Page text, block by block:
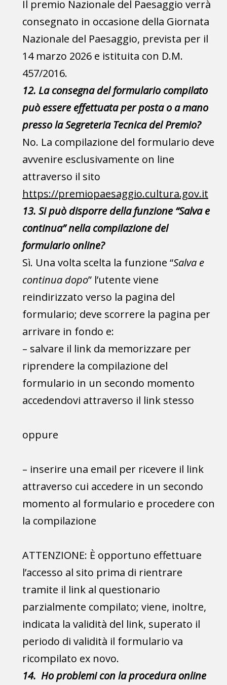
Il premio Nazionale del Paesaggio verrà
consegnato in occasione della Giornata
Nazionale del Paesaggio, prevista per il
14 marzo 2026 e istituita con D.M.
457/2016.
12. La consegna del formulario compilato
può essere effettuata per posta o a mano
presso la Segreteria Tecnica del Premio?
No. La compilazione del formulario deve
avvenire esclusivamente on line
attraverso il sito
https://premiopaesaggio.cultura.gov.it
13. Si può disporre della funzione “Salva e
continua” nella compilazione del
formulario online?
Sì. Una volta scelta la funzione “Salva e
continua dopo” l’utente viene
reindirizzato verso la pagina del
formulario; deve scorrere la pagina per
arrivare in fondo e:
– salvare il link da memorizzare per
riprendere la compilazione del
formulario in un secondo momento
accedendovi attraverso il link stesso
oppure
– inserire una email per ricevere il link
attraverso cui accedere in un secondo
momento al formulario e procedere con
la compilazione
ATTENZIONE: È opportuno effettuare
l’accesso al sito prima di rientrare
tramite il link al questionario
parzialmente compilato; viene, inoltre,
indicata la validità del link, superato il
periodo di validità il formulario va
ricompilato ex novo.
14. Ho problemi con la procedura online